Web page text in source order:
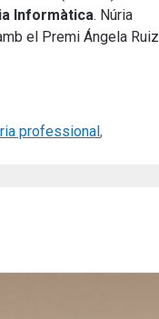
Informàtica. Núria
el Premi Ángela Ruiz
professional,